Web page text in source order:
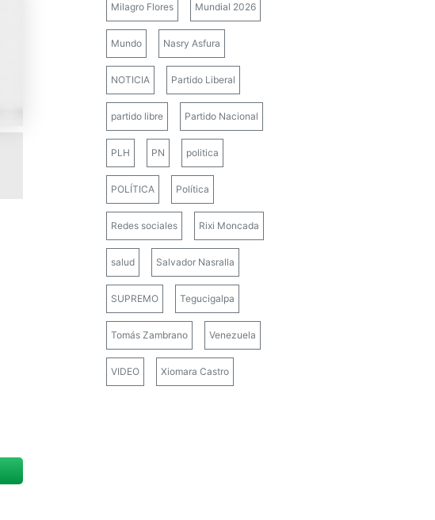
Milagro Flores Mundial 2026
Mundo Nasry Asfura
NOTICIA Partido Liberal
partido libre Partido Nacional
PLH PN politica
POLÍTICA Política
Redes sociales Rixi Moncada
salud Salvador Nasralla
SUPREMO Tegucigalpa
Tomás Zambrano Venezuela
VIDEO Xiomara Castro